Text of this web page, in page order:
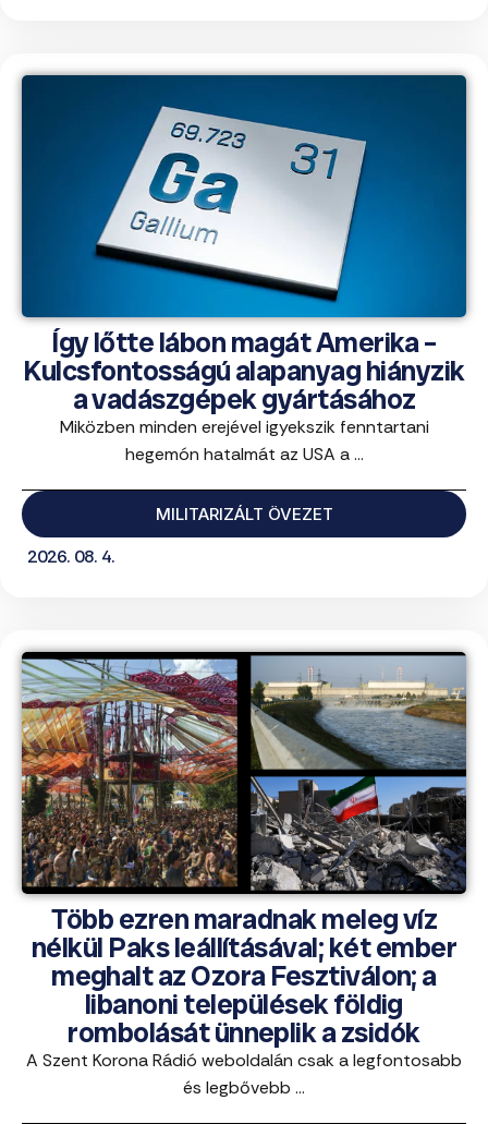
Így lőtte lábon magát Amerika –
Kulcsfontosságú alapanyag hiányzik
a vadászgépek gyártásához
Miközben minden erejével igyekszik fenntartani
hegemón hatalmát az USA a ...
MILITARIZÁLT ÖVEZET
2026. 08. 4.
Több ezren maradnak meleg víz
nélkül Paks leállításával; két ember
meghalt az Ozora Fesztiválon; a
libanoni települések földig
rombolását ünneplik a zsidók
A Szent Korona Rádió weboldalán csak a legfontosabb
és legbővebb ...